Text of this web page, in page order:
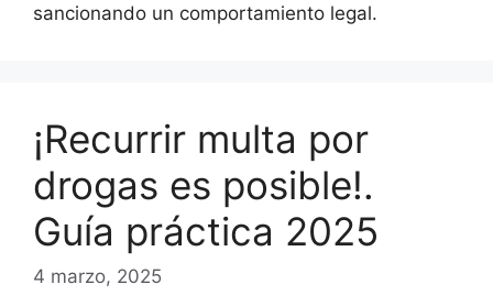
sancionando un comportamiento legal.
¡Recurrir multa por
drogas es posible!.
Guía práctica 2025
4 marzo, 2025